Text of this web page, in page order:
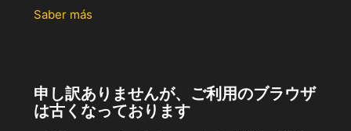
Saber más
申し訳ありませんが、ご利用のブラウザ
は古くなっております